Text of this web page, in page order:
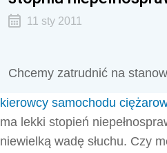
11 sty 2011
Chcemy zatrudnić na
kierowcy samochodu
ma lekki stopień
niewielką wadę słuchu. Czy